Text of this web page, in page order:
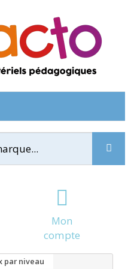
Mon
compte
par niveau